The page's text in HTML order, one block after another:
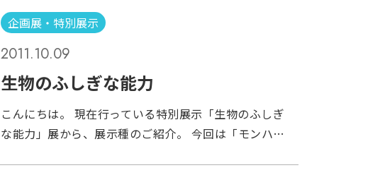
んな擬態をするのかというと… 私が確認したのは３つ
ニ」 「カレイ」 「ウミヘビ」 水槽掃除やメンテナ
ンスを行うために水槽に手を入れる時があります。 そ
回ありました。 実際にこんな事がありました。 水槽の
様子を見に行った所、 ミミックオクトパスの姿が見当
たりません。 タコの仲間はわずかな隙間があれば水槽
れ葉によく似た容姿で、まわりの環境に同化して、 餌
となる生物を待ち伏せたり、敵に見つからないようにし
ています。 遠目ではどこにいるのか、わかりません
ね。 では、近付いてよーく見てみましょう。 こんな感
じです。 では、再度問題です。 1枚目の写真のどこにい
たのでしょうか？ 次回は、食虫植物を紹介しようか
な。と思っています。 ツイート
企画展・特別展示
2011.10.09
生物のふしぎな能力
こんにちは。 現在行っている特別展示「生物のふしぎ
な能力」展から、展示種のご紹介。 今回は「モンハナ